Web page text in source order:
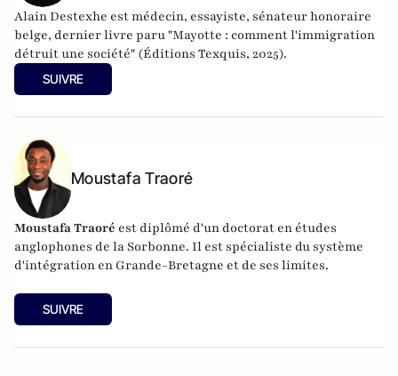
Alain Destexhe est médecin, essayiste, sénateur honoraire
belge, dernier livre paru "Mayotte : comment l'immigration
détruit une société" (Éditions Texquis, 2025).
SUIVRE
Moustafa Traoré
Moustafa Traoré est diplômé d'un doctorat en études
anglophones de la Sorbonne. Il est spécialiste du système
d'intégration en Grande-Bretagne et de ses limites.
SUIVRE